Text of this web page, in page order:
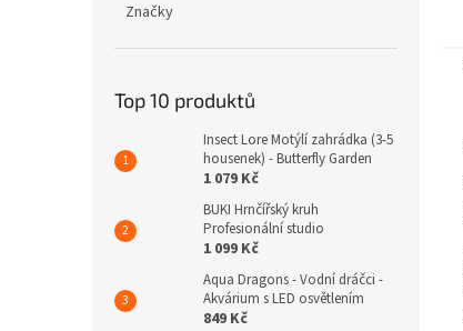
Značky
Top 10 produktů
Insect Lore Motýlí zahrádka (3-5
housenek) - Butterfly Garden
1 079 Kč
BUKI Hrnčířský kruh
Profesionální studio
1 099 Kč
Aqua Dragons - Vodní dráčci -
Akvárium s LED osvětlením
849 Kč